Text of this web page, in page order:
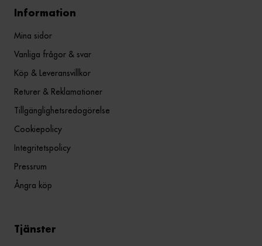
Information
Mina sidor
Vanliga frågor & svar
Köp & Leveransvillkor
Returer & Reklamationer
Tillgänglighetsredogörelse
Cookiepolicy
Integritetspolicy
Pressrum
Ångra köp
Tjänster